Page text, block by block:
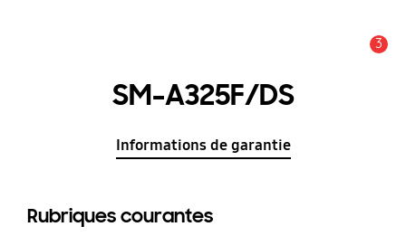
3
SM-A325F/DS
Informations de garantie
Rubriques courantes